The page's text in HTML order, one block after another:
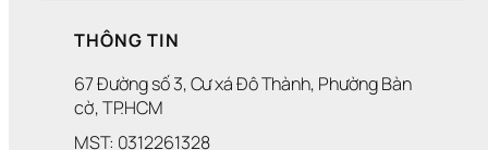
THÔNG TIN
67 Đường số 3, Cư xá Đô Thành, Phường Bàn
cờ, TP.HCM
MST: 0312261328